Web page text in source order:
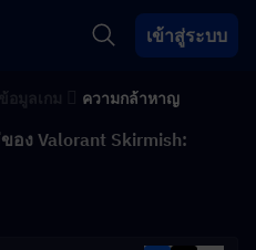
เข้าสู่ระบบ
ความกล้าหาญ
ง Valorant Skirmish: